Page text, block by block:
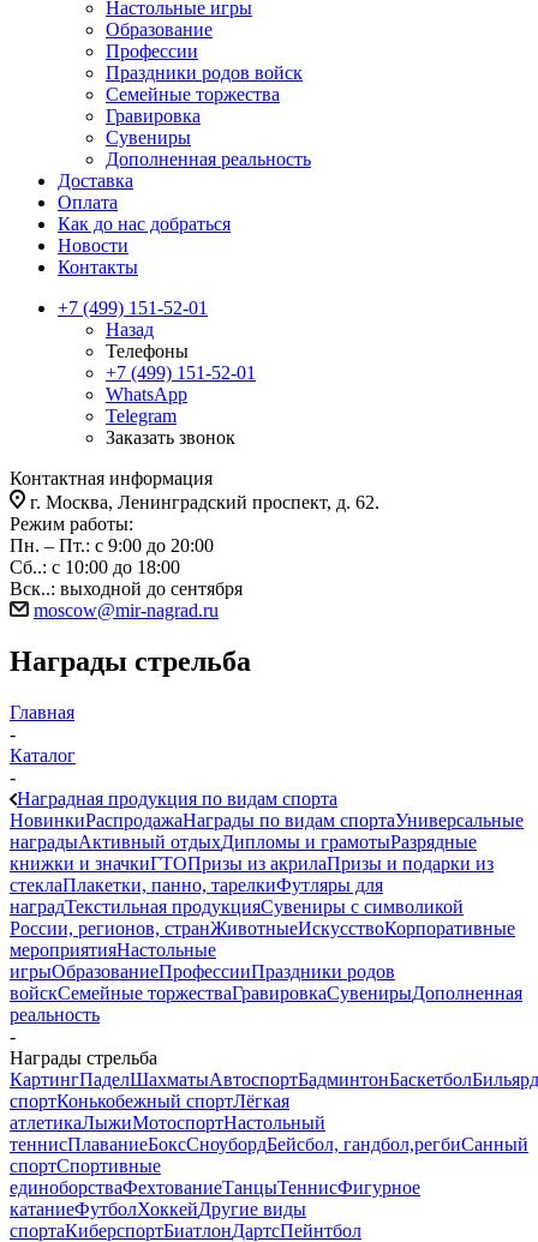
Настольные игры
Образование
Профессии
Праздники родов войск
Семейные торжества
Гравировка
Сувениры
Дополненная реальность
Доставка
Оплата
Как до нас добраться
Новости
Контакты
+7 (499) 151-52-01
Назад
Телефоны
+7 (499) 151-52-01
WhatsApp
Telegram
Заказать звонок
Контактная информация
г. Москва, Ленинградский проспект, д. 62.
Режим работы:
Пн. – Пт.: с 9:00 до 20:00
Сб..: с 10:00 до 18:00
Вск..: выходной до сентября
moscow@mir-nagrad.ru
Награды стрельба
Главная
-
Каталог
-
Наградная продукция по видам спорта
НовинкиРаспродажаНаграды по видам спортаУниверсальные
наградыАктивный отдыхДипломы и грамотыРазрядные
книжки и значкиГТОПризы из акрилаПризы и подарки из
стеклаПлакетки, панно, тарелкиФутляры для
наградТекстильная продукцияСувениры с символикой
России, регионов, странЖивотныеИскусствоКорпоративные
мероприятияНастольные
игрыОбразованиеПрофессииПраздники родов
войскСемейные торжестваГравировкаСувенирыДополненная
реальность
-
Награды стрельба
КартингПаделШахматыАвтоспортБадминтонБаскетболБильярд
спортКонькобежный спортЛёгкая
атлетикаЛыжиМотоспортНастольный
теннисПлаваниеБоксСноубордБейсбол, гандбол,регбиСанный
спортСпортивные
единоборстваФехтованиеТанцыТеннисФигурное
катаниеФутболХоккейДругие виды
спортаКиберспортБиатлонДартсПейнтбол